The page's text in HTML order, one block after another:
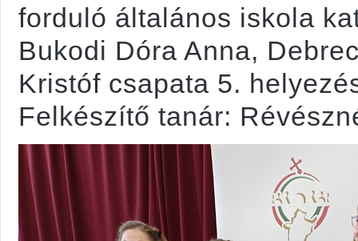
forduló általános iskola
Bukodi Dóra Anna,
Kristóf csapata 5.
Felkészítő tanár: